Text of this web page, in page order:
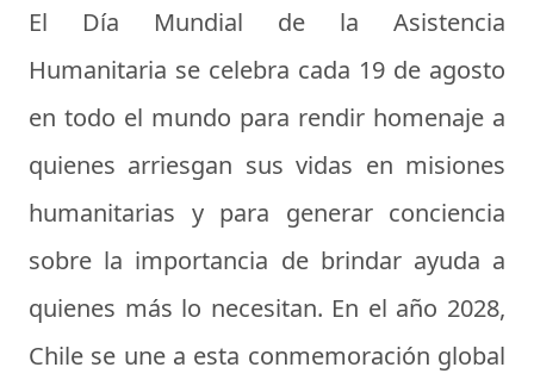
El Día Mundial de la Asistencia
Humanitaria se celebra cada 19 de agosto
en todo el mundo para rendir homenaje a
quienes arriesgan sus vidas en misiones
humanitarias y para generar conciencia
sobre la importancia de brindar ayuda a
quienes más lo necesitan. En el año 2028,
Chile se une a esta conmemoración global